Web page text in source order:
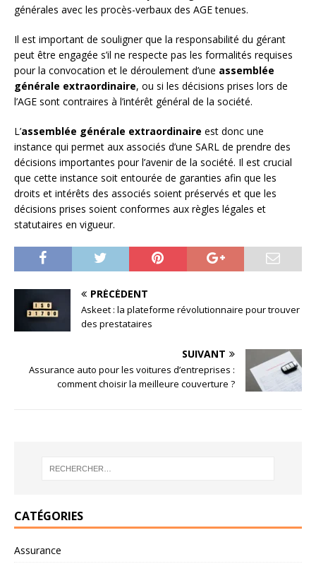
générales avec les procès-verbaux des AGE tenues.
Il est important de souligner que la responsabilité du gérant
peut être engagée s’il ne respecte pas les formalités requises
pour la convocation et le déroulement d’une assemblée
générale extraordinaire, ou si les décisions prises lors de
l’AGE sont contraires à l’intérêt général de la société.
L’assemblée générale extraordinaire est donc une
instance qui permet aux associés d’une SARL de prendre des
décisions importantes pour l’avenir de la société. Il est crucial
que cette instance soit entourée de garanties afin que les
droits et intérêts des associés soient préservés et que les
décisions prises soient conformes aux règles légales et
statutaires en vigueur.
PRÉCÉDENT
Askeet : la plateforme révolutionnaire pour trouver
des prestataires
SUIVANT
Assurance auto pour les voitures d’entreprises :
comment choisir la meilleure couverture ?
CATÉGORIES
Assurance